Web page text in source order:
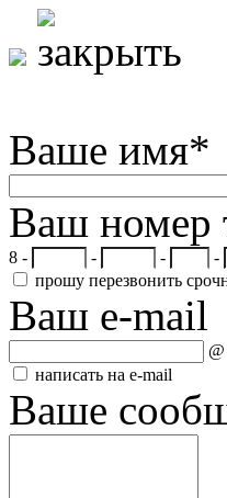
Ваше имя*
Ваш номер
8 - - -
-
прошу перезвонить
Ваш e-mail
@
написать на e-mail
Ваше